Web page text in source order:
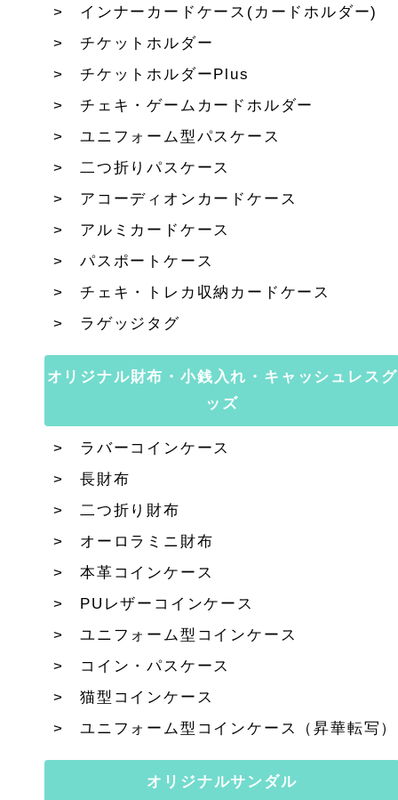
インナーカードケース(カードホルダー)
チケットホルダー
チケットホルダーPlus
チェキ・ゲームカードホルダー
ユニフォーム型パスケース
二つ折りパスケース
アコーディオンカードケース
アルミカードケース
パスポートケース
チェキ・トレカ収納カードケース
ラゲッジタグ
オリジナル財布・小銭入れ・キャッシュレスグ
ッズ
ラバーコインケース
長財布
二つ折り財布
オーロラミニ財布
本革コインケース
PUレザーコインケース
ユニフォーム型コインケース
コイン・パスケース
猫型コインケース
ユニフォーム型コインケース（昇華転写）
オリジナルサンダル